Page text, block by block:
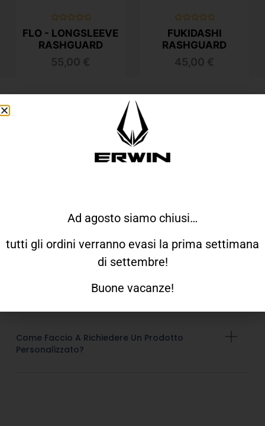
Valutato
0
su
5
FLO - LONGSLEEVE
RASHGUARD
55,00 €
0
su
5
FUKIDASHI
RASHGUARD
45,00 €
QUALCHE INFO
Come Funziona Il Reso?
Quando Ricevo L'ordine?
Come Faccio A Richiedere Un Prodotto
Personalizzato?
Ad agosto siamo chiusi…
tutti gli ordini verranno evasi la prima settimana
di settembre!
Buone vacanze!